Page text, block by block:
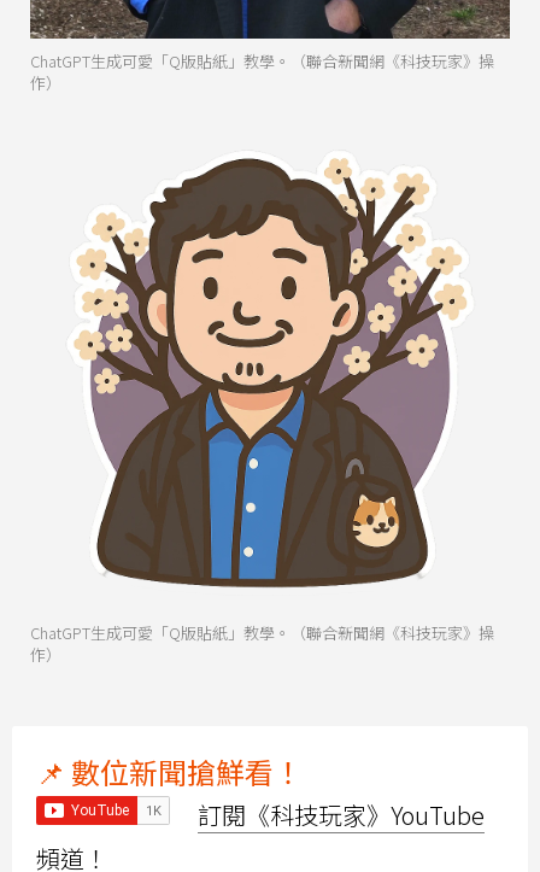
ChatGPT生成可愛「Q版貼紙」教學。（聯合新聞網《科技玩家》操
作）
ChatGPT生成可愛「Q版貼紙」教學。（聯合新聞網《科技玩家》操
作）
📌 數位新聞搶鮮看！
訂閱《科技玩家》YouTube
頻道！